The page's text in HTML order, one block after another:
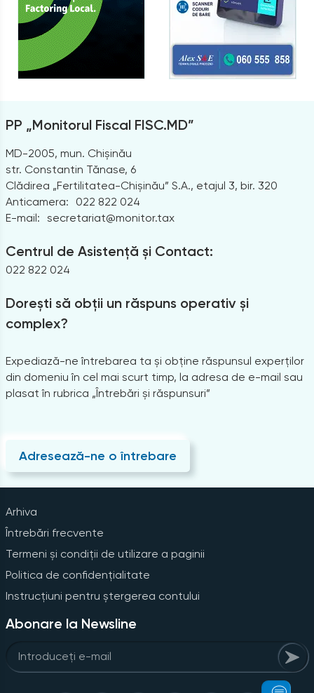
PP „Monitorul Fiscal FISC.MD”
MD-2005, mun. Chișinău
str. Constantin Tănase, 6
Clădirea „Fertilitatea-Chișinău” S.A., etajul 3, bir. 320
Anticamera:
022 822 024
E-mail: secretariat@monitor.tax
Centrul de Asistență și Contact:
022 822 024
Dorești să obții un răspuns operativ și
complex?
Expediază-ne întrebarea ta și obține răspunsul experților
din domeniu în cel mai scurt timp, la adresa de e-mail sau
plasat în rubrica „Întrebări și răspunsuri”
Adresează-ne o întrebare
Arhiva
Întrebări frecvente
Termeni și condiții de utilizare a paginii
Politica de confidențialitate
Instrucțiuni pentru ștergerea contului
Abonare la Newsline